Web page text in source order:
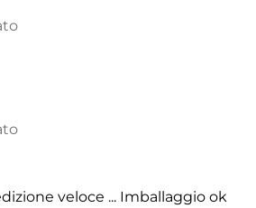
veloce ... Imballaggio ok